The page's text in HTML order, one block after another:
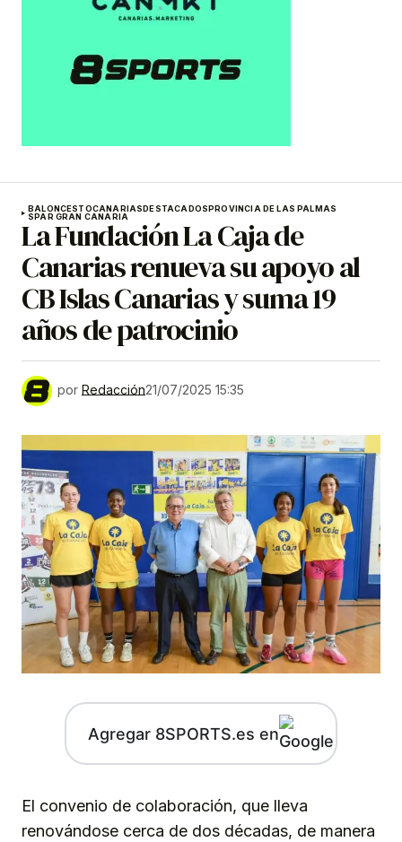
BALONCESTOCANARIASDESTACADOSPROVINCIA DE LAS PALMAS
SPAR GRAN CANARIA
La Fundación La Caja de
Canarias renueva su apoyo al
CB Islas Canarias y suma 19
años de patrocinio
por Redacción21/07/2025 15:35
Agregar 8SPORTS.es en
El convenio de colaboración, que lleva
renovándose cerca de dos décadas, de manera